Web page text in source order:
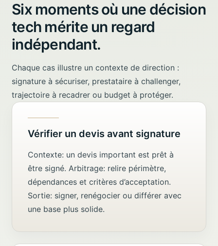
Six moments où une décision
tech mérite un regard
indépendant.
Chaque cas illustre un contexte de direction :
signature à sécuriser, prestataire à challenger,
trajectoire à recadrer ou budget à protéger.
Vérifier un devis avant signature
Contexte: un devis important est prêt à
être signé. Arbitrage: relire périmètre,
dépendances et critères d’acceptation.
Sortie: signer, renégocier ou différer avec
une base plus solide.